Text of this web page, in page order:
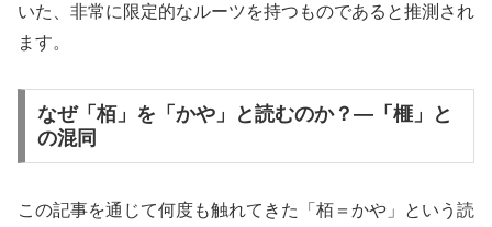
いた、非常に限定的なルーツを持つものであると推測され
ます。
なぜ「栢」を「かや」と読むのか？—「榧」と
の混同
この記事を通じて何度も触れてきた「栢＝かや」という読